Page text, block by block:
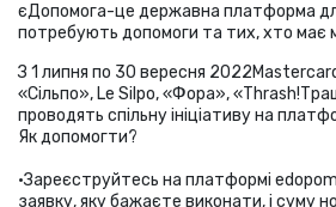
єДопомога-це державна платформа
потребують допомоги та тих, хто має
З 1 липня по 30 вересня
«Сільпо», Le Silpo, «Фора»,
проводять спільну ініціативу на
Як допомогти?
•Зареєструйтесь на платформі
заявку, яку бажаєте виконати, і суму